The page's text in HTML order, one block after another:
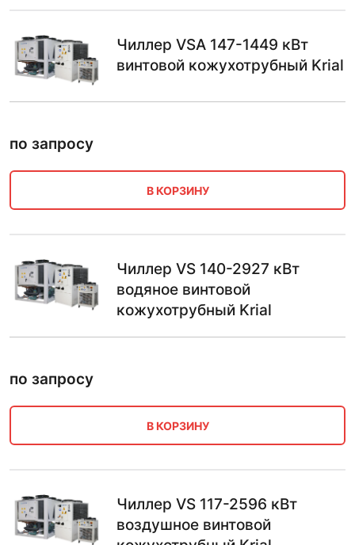
Чиллер VSA 147-1449 кВт
винтовой кожухотрубный Krial
по запросу
В КОРЗИНУ
Чиллер VS 140-2927 кВт
водяное винтовой
кожухотрубный Krial
по запросу
В КОРЗИНУ
Чиллер VS 117-2596 кВт
воздушное винтовой